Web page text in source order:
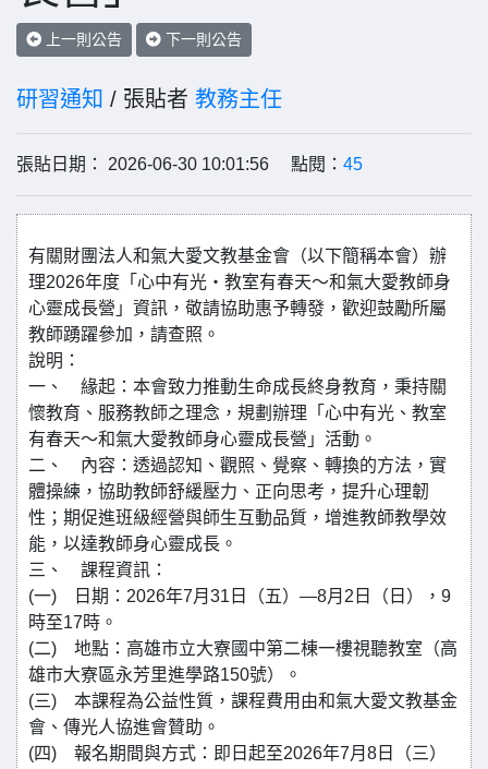
上一則公告 下一則公告
研習通知 / 張貼者 教務主任
張貼日期： 2026-06-30 10:01:56 點閱： 45
有關財團法人和氣大愛文教基金會（以下簡稱本會）辦
理2026年度「心中有光・教室有春天～和氣大愛教師身
心靈成長營」資訊，敬請協助惠予轉發，歡迎鼓勵所屬
教師踴躍參加，請查照。
說明：
一、 緣起：本會致力推動生命成長終身教育，秉持關
懷教育、服務教師之理念，規劃辦理「心中有光、教室
有春天～和氣大愛教師身心靈成長營」活動。
二、 內容：透過認知、觀照、覺察、轉換的方法，實
體操練，協助教師舒緩壓力、正向思考，提升心理韌
性；期促進班級經營與師生互動品質，增進教師教學效
能，以達教師身心靈成長。
三、 課程資訊：
(一) 日期：2026年7月31日（五）—8月2日（日），9
時至17時。
(二) 地點：高雄市立大寮國中第二棟一樓視聽教室（高
雄市大寮區永芳里進學路150號）。
(三) 本課程為公益性質，課程費用由和氣大愛文教基金
會、傳光人協進會贊助。
(四) 報名期間與方式：即日起至2026年7月8日（三）